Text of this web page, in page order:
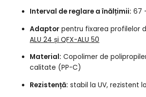
Interval de reglare a înălțimii: 67
Adaptor pentru fixarea profilelor
ALU 24 și QFX-ALU 50
Material: Copolimer de
calitate (PP-C)
Rezistență: stabil la UV, rezistent